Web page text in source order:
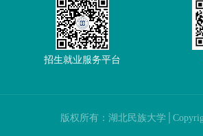
招生就业服务平台
版权所有：湖北民族大学